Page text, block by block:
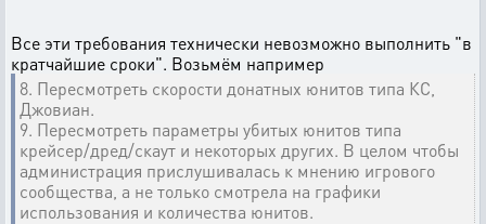
Все эти требования технически невозможно выполнить "в
кратчайшие сроки". Возьмём например
8. Пересмотреть скорости донатных юнитов типа КС,
Джовиан.
9. Пересмотреть параметры убитых юнитов типа
крейсер/дред/скаут и некоторых других. В целом чтобы
администрация прислушивалась к мнению игрового
сообщества, а не только смотрела на графики
использования и количества юнитов.